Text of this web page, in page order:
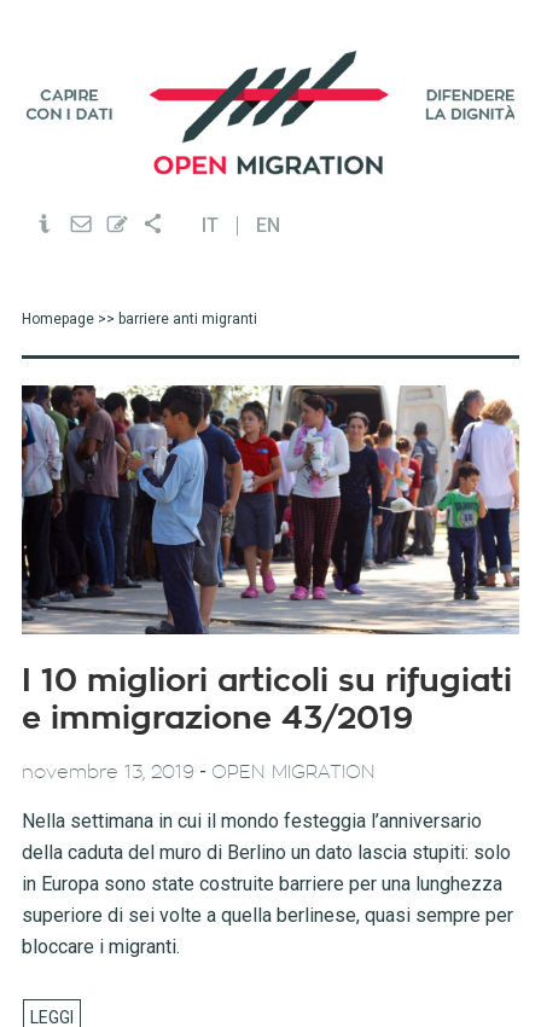
IT EN
Homepage>> barriere anti migranti
I 10 migliori articoli su rifugiati
e immigrazione 43/2019
novembre 13, 2019 - OPEN MIGRATION
Nella settimana in cui il mondo festeggia l’anniversario
della caduta del muro di Berlino un dato lascia stupiti: solo
in Europa sono state costruite barriere per una lunghezza
superiore di sei volte a quella berlinese, quasi sempre per
bloccare i migranti.